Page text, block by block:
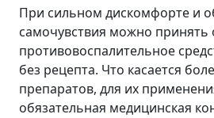
При сильном дискомфорте и
самочувствия можно
противовоспалительное
без рецепта. Что касается
препаратов, для их
обязательная медицинская